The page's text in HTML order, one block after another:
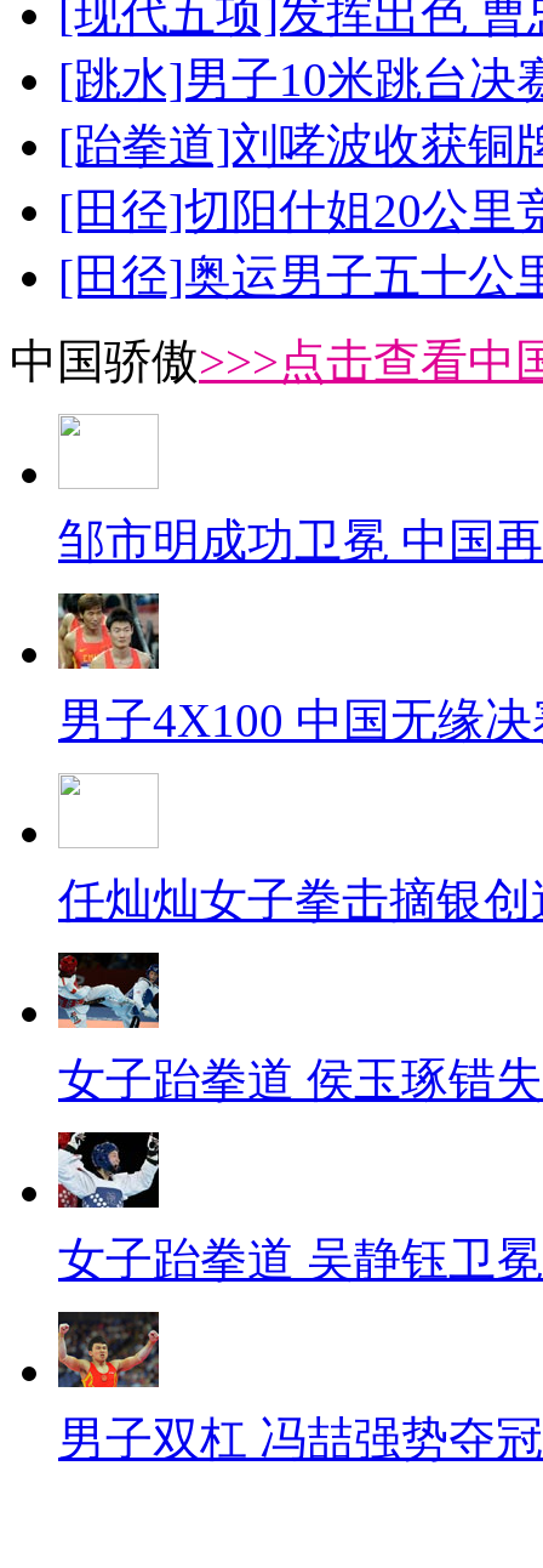
[现代五项]发挥出色
[跳水]男子10米跳台决
[跆拳道]刘哮波收获铜
[田径]切阳什姐20公里
[田径]奥运男子五十公
中国骄傲>>>点击查看中
邹市明成功卫冕 中国
男子4X100 中国无缘
任灿灿女子拳击摘银
女子跆拳道 侯玉琢错
女子跆拳道 吴静钰卫冕
男子双杠 冯喆强势夺冠